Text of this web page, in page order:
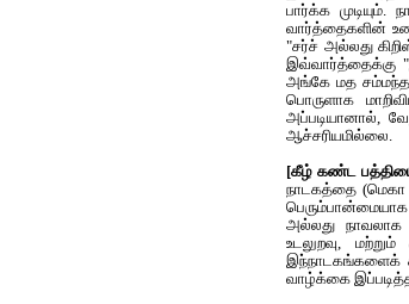
பார்க்க
வார்த்தைகளின்
"சர்ச் அல்லது
இவ்வார்த்தைக்கு
அங்கே மத
பொருளாக
அப்படியானால்,
ஆச்சரியமில்லை.
[கீழ் கண்ட பத்தியை
நாடகத்தை (மெகா
அல்லது நாவலாக
உடலுறவு,
இந்நாடகங்களைக்
வாழ்க்கை